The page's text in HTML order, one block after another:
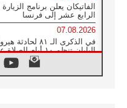
الفاتيكان يعلن برنامج الزيارة
الرابع عشر إلى فرنسا
07.08.2026
في الذكرى الـ ٨١
اليابان تنظم ١٠ أيام للصلاة على نية السلام
الكنيسة في الأوروغواي: زيارة